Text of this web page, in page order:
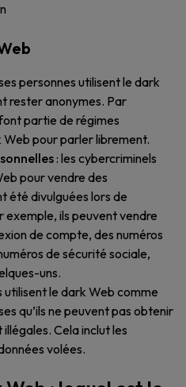
personnes utilisent le dark
rester anonymes. Par
partie de régimes
pour parler librement.
: les cybercriminels
pour vendre des
été divulguées lors de
exemple, ils peuvent vendre
de compte, des numéros
de sécurité sociale,
uns.
utilisent le dark Web comme
qu’ils ne peuvent pas obtenir
illégales. Cela inclut les
volées.